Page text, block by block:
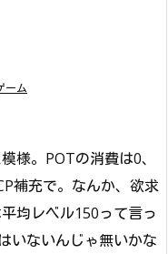
ーム
様。POTの消費は0、
補充で。なんか、欲求
均レベル150って言っ
いないんじゃ無いかな